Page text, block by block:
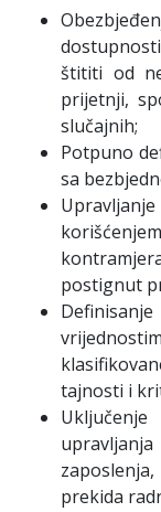
štititi od
prijetnji,
slučajnih;
Potpuno
sa
postignut
tajnosti i
prekida